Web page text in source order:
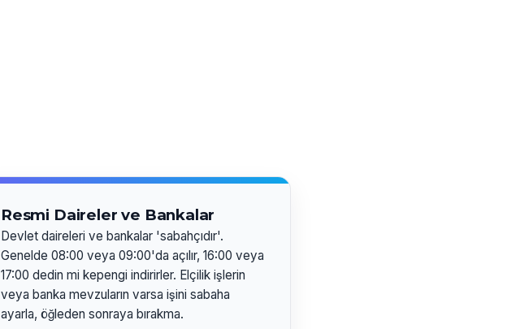
Resmi Daireler ve Bankalar
Devlet daireleri ve bankalar 'sabahçıdır'.
Genelde 08:00 veya 09:00'da açılır, 16:00 veya
17:00 dedin mi kepengi indirirler. Elçilik işlerin
veya banka mevzuların varsa işini sabaha
ayarla, öğleden sonraya bırakma.